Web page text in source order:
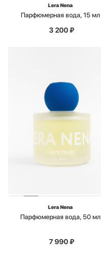
Lera Nena
Парфюмерная вода, 15 мл
3 200₽
Lera Nena
Парфюмерная вода, 50 мл
7 990₽